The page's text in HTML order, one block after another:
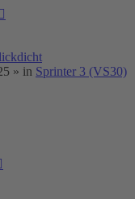
» in Sprinter 3 (VS30)